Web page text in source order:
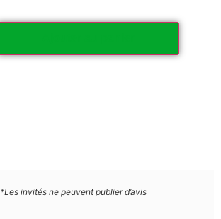
*Les invités ne peuvent publier d’avis